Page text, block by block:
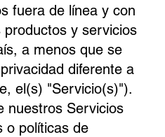
fuera de línea y con
y servicios
a menos que se
diferente a
el(s) "Servicio(s)").
nuestros Servicios
o políticas de